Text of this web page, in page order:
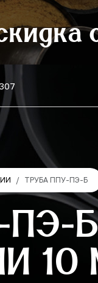
ТРУБА ППУ-ПЭ-Б
10